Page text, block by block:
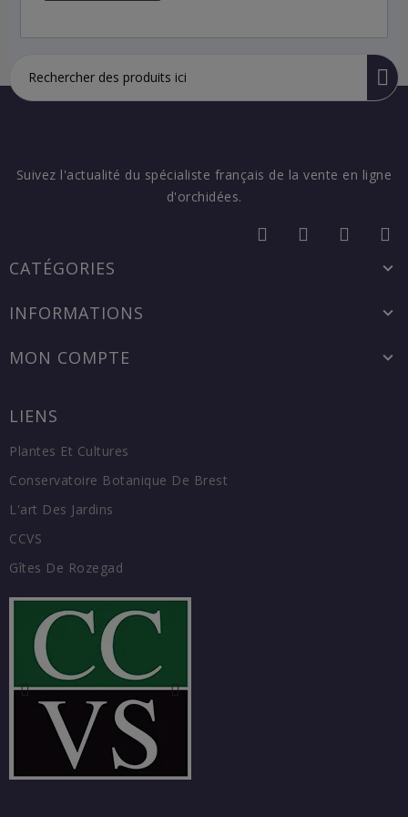
Suivez l'actualité du spécialiste français de la vente en ligne
d'orchidées.
CATÉGORIES
INFORMATIONS
MON COMPTE
LIENS
Plantes Et Cultures
Conservatoire Botanique De Brest
L'art Des Jardins
CCVS
Gîtes De Rozegad